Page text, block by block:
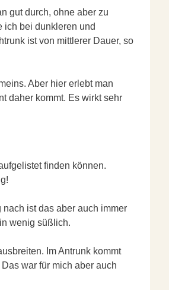
gut durch, ohne aber zu
ich bei dunkleren und
ist von mittlerer Dauer, so
Aber hier erlebt man
daher kommt. Es wirkt sehr
finden können.
ist das aber auch immer
wenig süßlich.
Im Antrunk kommt
war für mich aber auch